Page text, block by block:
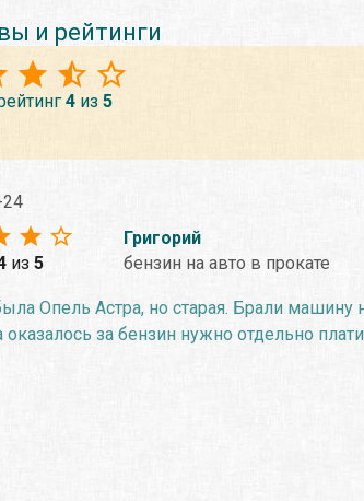
и рейтинги
4из 5
из 5
Григорий
бензин на авто в прокате
Опель Астра, но старая. Брали
оказалось за бензин нужно отдельно